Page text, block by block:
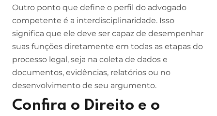
Outro ponto que define o perfil do advogado
competente é a interdisciplinaridade. Isso
significa que ele deve ser capaz de desempenhar
suas funções diretamente em todas as etapas do
processo legal, seja na coleta de dados e
documentos, evidências, relatórios ou no
desenvolvimento de seu argumento.
Confira o Direito e o